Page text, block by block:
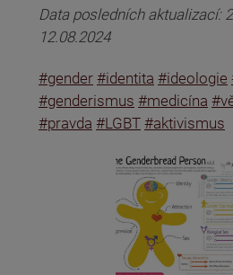
Data posledních aktualizací:
12.08.2024
#gender #identita #ideologie
#genderismus #medicína
#pravda #LGBT #aktivismus